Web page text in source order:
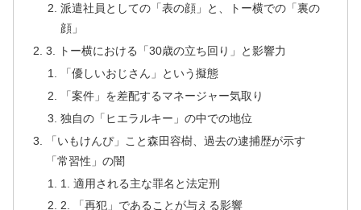
派遣社員としての「表の顔」と、トー横での「裏の
顔」
3. トー横における「30歳の立ち回り」と影響力
「優しいおじさん」という擬態
「案件」を差配するマネージャー気取り
独自の「ヒエラルキー」の中での地位
「いもけんぴ」こと森田容樹、過去の逮捕歴が示す
「常習性」の闇
1. 適用される主な罪名と法定刑
2. 「再犯」であることが与える影響